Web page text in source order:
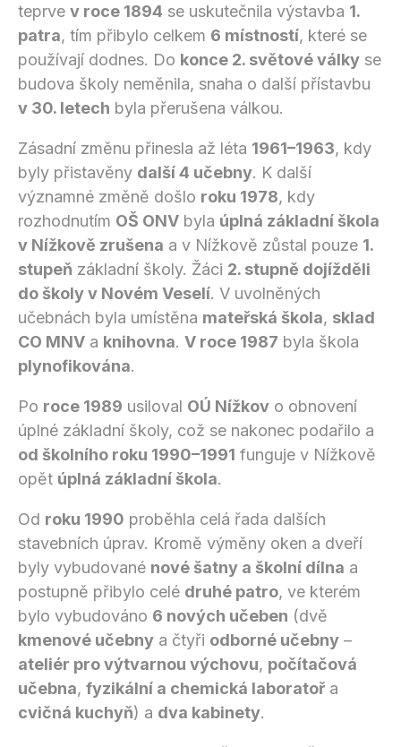
teprve v roce 1894 se uskutečnila výstavba 1.
patra, tím přibylo celkem 6 místností, které se
používají dodnes. Do konce 2. světové války se
budova školy neměnila, snaha o další přístavbu
v 30. letech byla přerušena válkou.
Zásadní změnu přinesla až léta 1961–1963, kdy
byly přistavěny další 4 učebny. K další
významné změně došlo roku 1978, kdy
rozhodnutím OŠ ONV byla úplná základní škola
v Nížkově zrušena a v Nížkově zůstal pouze 1.
stupeň základní školy. Žáci 2. stupně dojížděli
do školy v Novém Veselí. V uvolněných
učebnách byla umístěna mateřská škola, sklad
CO MNV a knihovna. V roce 1987 byla škola
plynofikována.
Po roce 1989 usiloval OÚ Nížkov o obnovení
úplné základní školy, což se nakonec podařilo a
od školního roku 1990–1991 funguje v Nížkově
opět úplná základní škola.
Od roku 1990 proběhla celá řada dalších
stavebních úprav. Kromě výměny oken a dveří
byly vybudované nové šatny a školní dílna a
postupně přibylo celé druhé patro, ve kterém
bylo vybudováno 6 nových učeben (dvě
kmenové učebny a čtyři odborné učebny –
ateliér pro výtvarnou výchovu, počítačová
učebna, fyzikální a chemická laboratoř a
cvičná kuchyň) a dva kabinety.